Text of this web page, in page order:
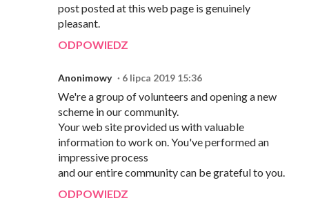
post posted at this web page is genuinely
pleasant.
ODPOWIEDZ
Anonimowy 6 lipca 2019 15:36
We're a group of volunteers and opening a new
scheme in our community.
Your web site provided us with valuable
information to work on. You've performed an
impressive process
and our entire community can be grateful to you.
ODPOWIEDZ